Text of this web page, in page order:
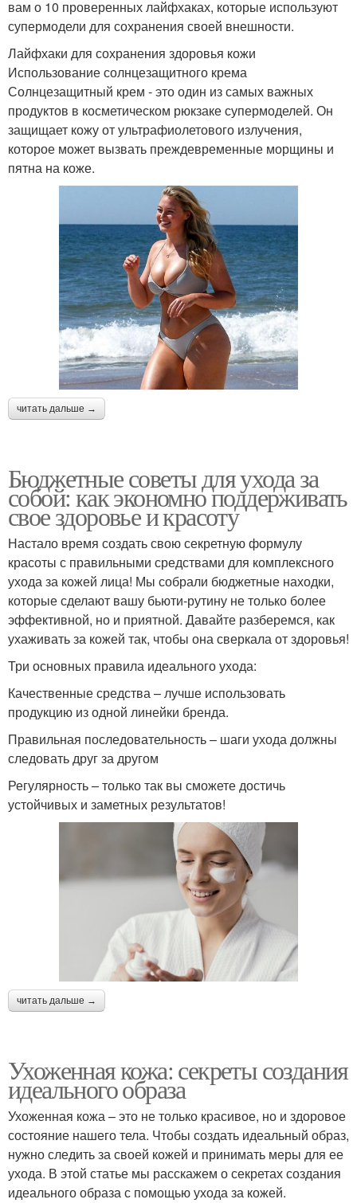
вам о 10 проверенных лайфхаках, которые используют
супермодели для сохранения своей внешности.
Лайфхаки для сохранения здоровья кожи
Использование солнцезащитного крема
Солнцезащитный крем - это один из самых важных
продуктов в косметическом рюкзаке супермоделей. Он
защищает кожу от ультрафиолетового излучения,
которое может вызвать преждевременные морщины и
пятна на коже.
читать дальше →
Бюджетные советы для ухода за
собой: как экономно поддерживать
свое здоровье и красоту
Настало время создать свою секретную формулу
красоты с правильными средствами для комплексного
ухода за кожей лица! Мы собрали бюджетные находки,
которые сделают вашу бьюти-рутину не только более
эффективной, но и приятной. Давайте разберемся, как
ухаживать за кожей так, чтобы она сверкала от здоровья!
Три основных правила идеального ухода:
Качественные средства – лучше использовать
продукцию из одной линейки бренда.
Правильная последовательность – шаги ухода должны
следовать друг за другом
Регулярность – только так вы сможете достичь
устойчивых и заметных результатов!
читать дальше →
Ухоженная кожа: секреты создания
идеального образа
Ухоженная кожа – это не только красивое, но и здоровое
состояние нашего тела. Чтобы создать идеальный образ,
нужно следить за своей кожей и принимать меры для ее
ухода. В этой статье мы расскажем о секретах создания
идеального образа с помощью ухода за кожей.